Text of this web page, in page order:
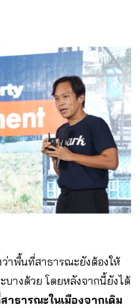
ว่าพื้นที่สาธารณะยังต้องให้
างด้วย โดยหลังจากนี้ยังได้
าธารณะในเมืองจากเดิม